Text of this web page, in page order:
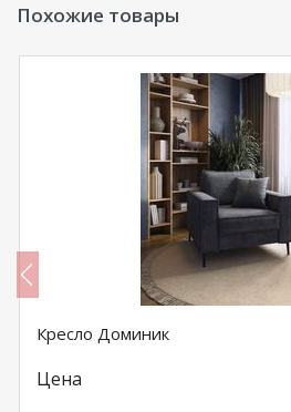
Похожие товары
Кресло Доминик
Цена